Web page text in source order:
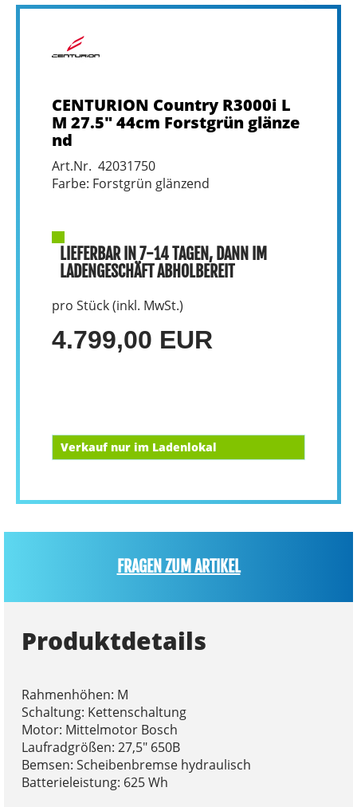
CENTURION Country R3000i L
M 27.5" 44cm Forstgrün glänze
nd
Art.Nr. 42031750
Farbe: Forstgrün glänzend
LIEFERBAR IN 7-14 TAGEN, DANN IM
LADENGESCHÄFT ABHOLBEREIT
pro Stück (inkl. MwSt.)
4.799,00 EUR
Verkauf nur im Ladenlokal
FRAGEN ZUM ARTIKEL
Produktdetails
Rahmenhöhen: M
Schaltung: Kettenschaltung
Motor: Mittelmotor Bosch
Laufradgrößen: 27,5" 650B
Bemsen: Scheibenbremse hydraulisch
Batterieleistung: 625 Wh